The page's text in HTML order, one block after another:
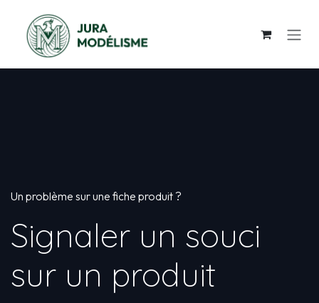
Un problème sur une fiche produit ?
Signaler un souci
sur un produit